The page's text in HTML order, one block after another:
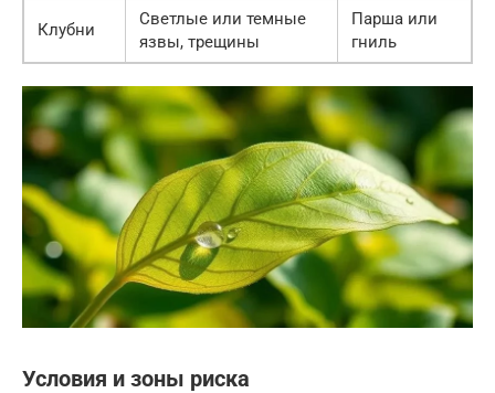
Клубни
Светлые или темные
язвы, трещины
Парша или
гниль
Условия и зоны риска